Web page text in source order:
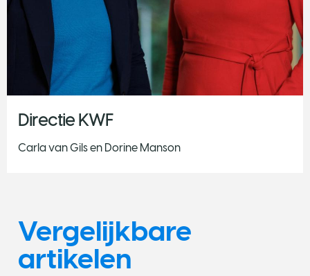
Directie KWF
Carla van Gils en Dorine Manson
Vergelijkbare
artikelen